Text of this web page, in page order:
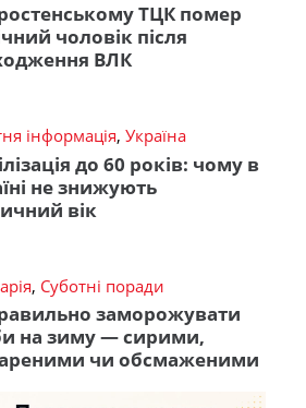
ТЦК помер
чоловік після
ВЛК
інформація, Україна
до 60 років: чому в
не знижують
вік
, Суботні поради
заморожувати
на зиму — сирими,
чи обсмаженими